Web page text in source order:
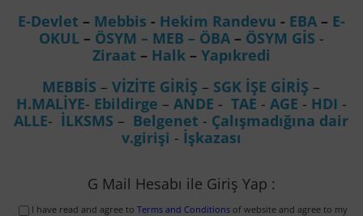
E-Devlet – Mebbis - Hekim Randevu - EBA– E-
OKUL– ÖSYM – MEB – ÖBA– ÖSYM GİS -
Ziraat – Halk– Yapıkredi
MEBBİS –VİZİTE GİRİŞ – SGK İŞE GİRİŞ –
H.MALİYE- Ebildirge – ANDE - TAE - AGE - HDI -
ALLE- İLKSMS – Belgenet - Çalışmadığına dair
v.girişi - İşkazası
G Mail Hesabı ile Giriş Yap :
I have read and agree to Terms and Conditionsof website and agree to my